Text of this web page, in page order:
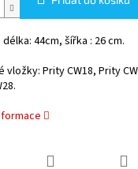
44cm, šířka : 26 cm.
vložky: Prity CW18, Prity